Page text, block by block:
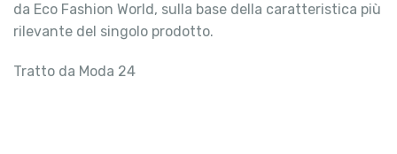
da Eco Fashion World, sulla base della caratteristica più
rilevante del singolo prodotto.
Tratto da Moda 24